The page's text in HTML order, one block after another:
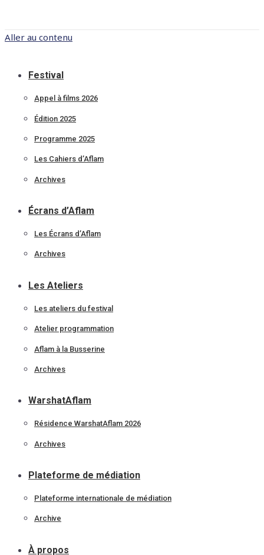
Aller au contenu
Festival
Appel à films 2026
Édition 2025
Programme 2025
Les Cahiers d’Aflam
Archives
Écrans d’Aflam
Les Écrans d’Aflam
Archives
Les Ateliers
Les ateliers du festival
Atelier programmation
Aflam à la Busserine
Archives
WarshatAflam
Résidence WarshatAflam 2026
Archives
Plateforme de médiation
Plateforme internationale de médiation
Archive
À propos